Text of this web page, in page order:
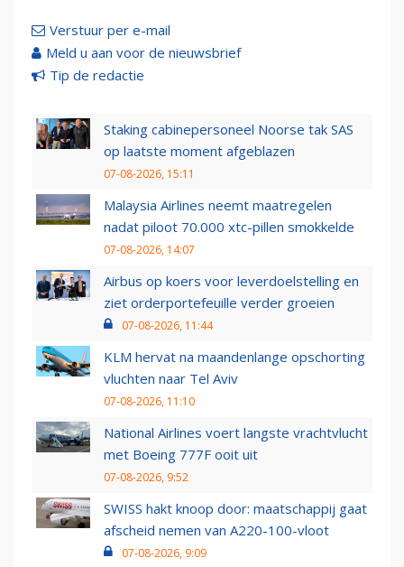
Verstuur per e-mail
Meld u aan voor de nieuwsbrief
Tip de redactie
Staking cabinepersoneel Noorse tak SAS
op laatste moment afgeblazen
07-08-2026, 15:11
Malaysia Airlines neemt maatregelen
nadat piloot 70.000 xtc-pillen smokkelde
07-08-2026, 14:07
Airbus op koers voor leverdoelstelling en
ziet orderportefeuille verder groeien
07-08-2026, 11:44
KLM hervat na maandenlange opschorting
vluchten naar Tel Aviv
07-08-2026, 11:10
National Airlines voert langste vrachtvlucht
met Boeing 777F ooit uit
07-08-2026, 9:52
SWISS hakt knoop door: maatschappij gaat
afscheid nemen van A220-100-vloot
07-08-2026, 9:09